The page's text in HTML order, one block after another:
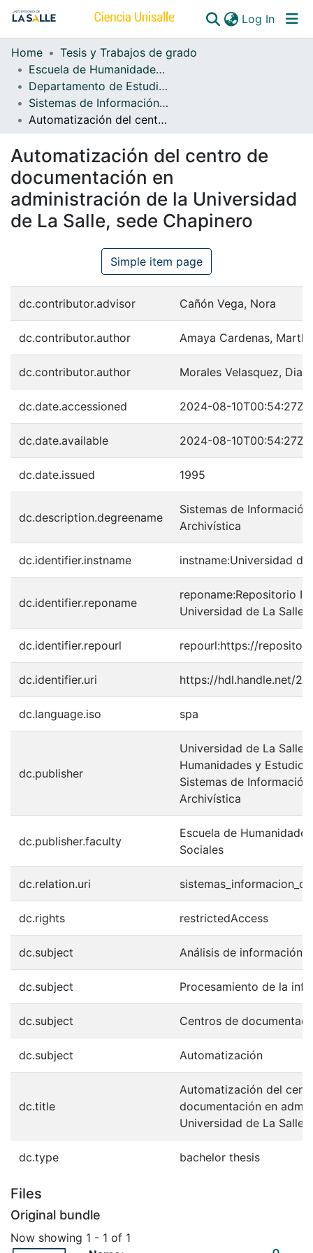
Log In
Communities & Collections
All of DSpace
Home
Tesis y Trabajos de grado
Escuela de Humanidades y Estudios Sociales
Departamento de Estudios de Información
Sistemas de Información, Bibliotecología y Archivística
Automatización del centro de documentación en administración de la Universidad de La Salle, sede Chapinero
Automatización del centro de
documentación en
administración de la Universidad
de La Salle, sede Chapinero
Simple item page
dc.contributor.advisor Cañón Vega, Nora
dc.contributor.author Amaya Cardenas,
dc.contributor.author Morales Velasquez,
dc.date.accessioned 2024-08-10T00:54:27Z
dc.date.available 2024-08-10T00:54:27Z
dc.date.issued 1995
dc.description.degreename
Sistemas de
Archivística
dc.identifier.instname instname:Universidad de
dc.identifier.reponame
reponame:Repositorio
Universidad de La Salle
dc.identifier.repourl repourl:https://
dc.identifier.uri https://hdl.handle.net/
dc.language.iso spa
dc.publisher
Universidad de La Salle.
Humanidades y
Sistemas de
Archivística
dc.publisher.faculty
Escuela de
Sociales
dc.relation.uri
dc.rights restrictedAccess
dc.subject Análisis de información
dc.subject Procesamiento de la
dc.subject Centros de
dc.subject Automatización
dc.title
Automatización del
documentación en
Universidad de La Salle,
dc.type bachelor thesis
Files
Original bundle
Now showing 1 - 1 of 1